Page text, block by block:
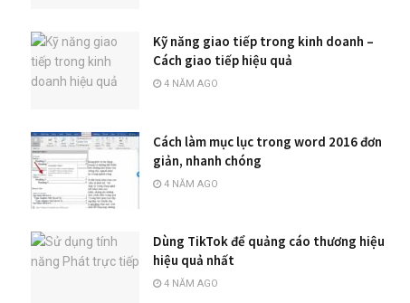
Kỹ năng giao tiếp trong kinh doanh –
Cách giao tiếp hiệu quả
4 NĂM AGO
Cách làm mục lục trong word 2016 đơn
giản, nhanh chóng
4 NĂM AGO
Dùng TikTok để quảng cáo thương hiệu
hiệu quả nhất
4 NĂM AGO